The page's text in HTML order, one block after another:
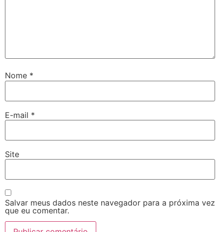
Nome *
E-mail *
Site
Salvar meus dados neste navegador para a próxima vez
que eu comentar.